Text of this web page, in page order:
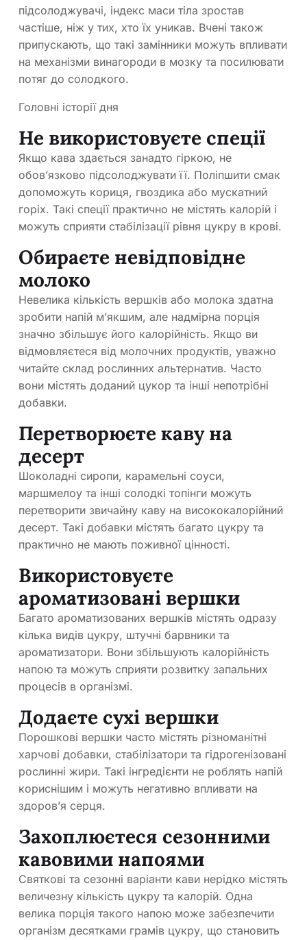
підсолоджувачі, індекс маси тіла зростав
частіше, ніж у тих, хто їх уникав. Вчені також
припускають, що такі замінники можуть впливати
на механізми винагороди в мозку та посилювати
потяг до солодкого.
Головні історії дня
Не використовуєте спеції
Якщо кава здається занадто гіркою, не
обов’язково підсолоджувати її. Поліпшити смак
допоможуть кориця, гвоздика або мускатний
горіх. Такі спеції практично не містять калорій і
можуть сприяти стабілізації рівня цукру в крові.
Обираєте невідповідне
молоко
Невелика кількість вершків або молока здатна
зробити напій м’якшим, але надмірна порція
значно збільшує його калорійність. Якщо ви
відмовляєтеся від молочних продуктів, уважно
читайте склад рослинних альтернатив. Часто
вони містять доданий цукор та інші непотрібні
добавки.
Перетворюєте каву на
десерт
Шоколадні сиропи, карамельні соуси,
маршмелоу та інші солодкі топінги можуть
перетворити звичайну каву на висококалорійний
десерт. Такі добавки містять багато цукру та
практично не мають поживної цінності.
Використовуєте
ароматизовані вершки
Багато ароматизованих вершків містять одразу
кілька видів цукру, штучні барвники та
ароматизатори. Вони збільшують калорійність
напою та можуть сприяти розвитку запальних
процесів в організмі.
Додаєте сухі вершки
Порошкові вершки часто містять різноманітні
харчові добавки, стабілізатори та гідрогенізовані
рослинні жири. Такі інгредієнти не роблять напій
кориснішим і можуть негативно впливати на
здоров’я серця.
Захоплюєтеся сезонними
кавовими напоями
Святкові та сезонні варіанти кави нерідко містять
величезну кількість цукру та калорій. Одна
велика порція такого напою може забезпечити
організм десятками грамів цукру, що становить